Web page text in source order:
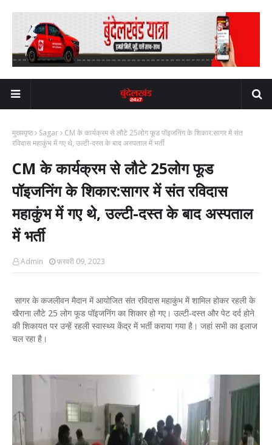
मुख्यपृष्ठ Sagar
CM के कार्यक्रम से लौटे 25लोग फूड पॉइजनिंग के शिकार:सागर में संत
रविदास महाकुंभ में गए थे, उल्टी-दस्त के बाद अस्पताल में भर्ती
CM के कार्यक्रम से लौटे 25लोग फूड
पॉइजनिंग के शिकार:सागर में संत रविदास
महाकुंभ में गए थे, उल्टी-दस्त के बाद अस्पताल
में भर्ती
Admin फ़रवरी 09, 2023
सागर के कजलीवन मैदान में आयोजित संत रविदास महाकुंभ में शामिल होकर रहली के
खैराना लौटे 25 लोग फूड पॉइजनिंग का शिकार हो गए। उल्टी-दस्त और पेट दर्द होने
की शिकायत पर उन्हें रहली स्वास्थ्य केंद्र में भर्ती कराया गया है। जहां सभी का इलाज
चल रहा है।